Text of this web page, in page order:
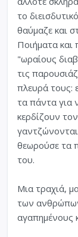
το
θαύμαζε και
Ποιήματα και
"ωραίους
τις
πλευρά τους:
τα πάντα για
κερδίζουν
θεωρούσε τα
του.
Μια τραχιά,
των
αγαπημένους